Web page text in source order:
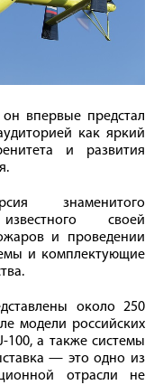
впервые предстал
как яркий
и развития
знаменитого
своей
и проведении
и комплектующие
около 250
модели российских
100, а также системы
— это одно из
отрасли не